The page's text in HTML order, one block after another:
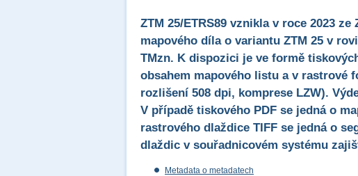
ZTM 25/ETRS89 vznikla v roce 2023
mapového díla o variantu ZTM 25 v
TMzn. K dispozici je ve formě
obsahem mapového listu a v rastrové
rozlišení 508 dpi, komprese LZW).
V případě tiskového PDF se jedná o
rastrového dlaždice TIFF se jedná o
dlaždic v souřadnicovém systému
Metadata o metadatech